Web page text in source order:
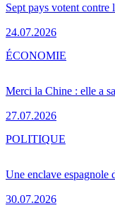
Sept pays votent contre
24.07.2026
Merci la Chine : elle a
27.07.2026
ÉCONOMIE
Une enclave espagnole
30.07.2026
POLITIQUE